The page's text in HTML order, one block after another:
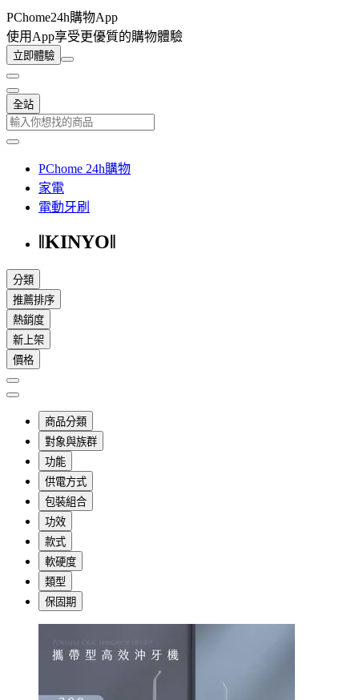
PChome24h購物App
使用App享受更優質的購物體驗
立即體驗
全站
PChome 24h購物
家電
電動牙刷
‖KINYO‖
分類
推薦排序
熱銷度
新上架
價格
商品分類
對象與族群
功能
供電方式
包裝組合
功效
款式
軟硬度
類型
保固期